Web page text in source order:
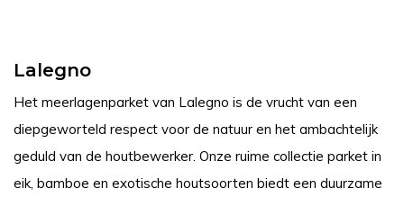
Lalegno
Het meerlagenparket van Lalegno is de vrucht van een
diepgeworteld respect voor de natuur en het ambachtelijk
geduld van de houtbewerker. Onze ruime collectie parket in
eik, bamboe en exotische houtsoorten biedt een duurzame